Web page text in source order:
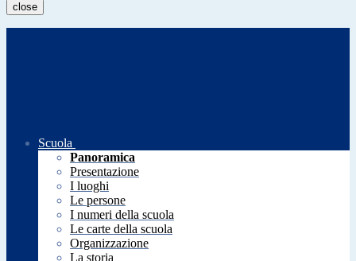
close
Scuola
Panoramica
Presentazione
I luoghi
Le persone
I numeri della scuola
Le carte della scuola
Organizzazione
La storia